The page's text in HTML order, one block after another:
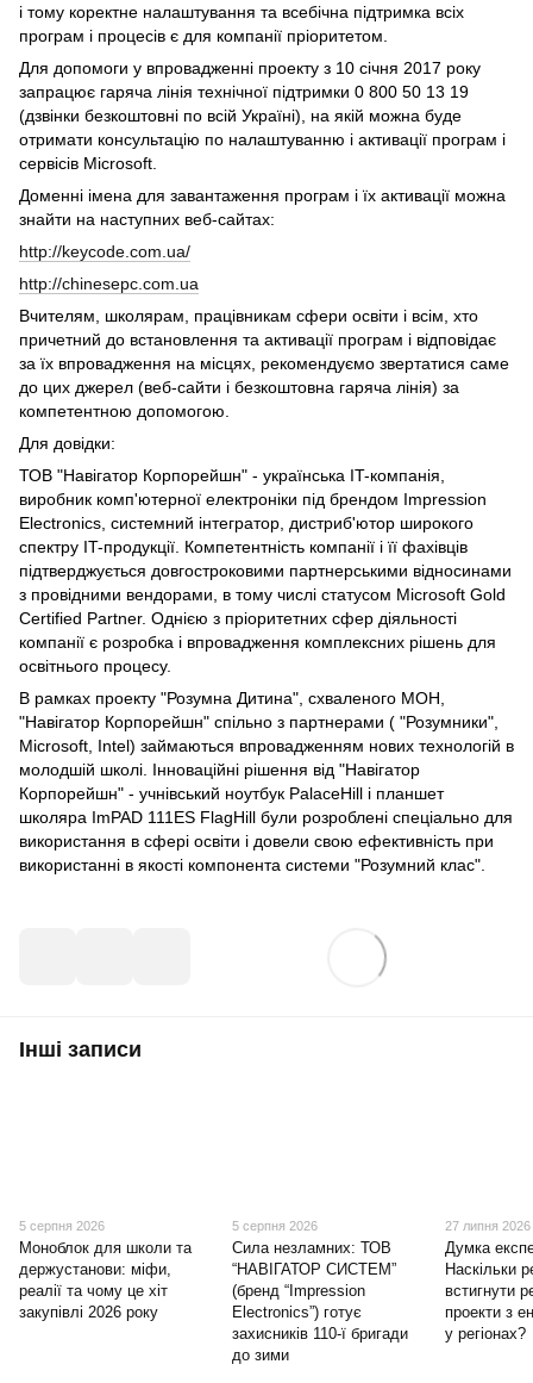
і тому коректне налаштування та всебічна підтримка всіх
програм і процесів є для компанії пріоритетом.
Для допомоги у впровадженні проекту з 10 січня 2017 року
запрацює гаряча лінія технічної підтримки 0 800 50 13 19
(дзвінки безкоштовні по всій Україні), на якій можна буде
отримати консультацію по налаштуванню і активації програм і
сервісів Microsoft.
Доменні імена для завантаження програм і їх активації можна
знайти на наступних веб-сайтах:
http://keycode.com.ua/
http://chinesepc.com.ua
Вчителям, школярам, працівникам сфери освіти і всім, хто
причетний до встановлення та активації програм і відповідає
за їх впровадження на місцях, рекомендуємо звертатися саме
до цих джерел (веб-сайти і безкоштовна гаряча лінія) за
компетентною допомогою.
Для довідки:
ТОВ "Навігатор Корпорейшн" - українська IT-компанія,
виробник комп'ютерної електроніки під брендом Impression
Electronics, системний інтегратор, дистриб'ютор широкого
спектру IT-продукції. Компетентність компанії і її фахівців
підтверджується довгостроковими партнерськими відносинами
з провідними вендорами, в тому числі статусом Microsoft Gold
Certified Partner. Однією з пріоритетних сфер діяльності
компанії є розробка і впровадження комплексних рішень для
освітнього процесу.
В рамках проекту "Розумна Дитина", схваленого МОН,
"Навігатор Корпорейшн" спільно з партнерами ( "Розумники",
Microsoft, Intel) займаються впровадженням нових технологій в
молодшій школі. Інноваційні рішення від "Навігатор
Корпорейшн" - учнівський ноутбук PalaceHill і планшет
школяра ImPAD 111ES FlagHill були розроблені спеціально для
використання в сфері освіти і довели свою ефективність при
використанні в якості компонента системи "Розумний клас".
Інші записи
5 серпня 2026
Моноблок для школи та
держустанови: міфи,
реалії та чому це хіт
закупівлі 2026 року
5 серпня 2026
Сила незламних: ТОВ
“НАВІГАТОР СИСТЕМ”
(бренд “Impression
Electronics”) готує
захисників 110-ї бригади
до зими
27 липня 2026
Думка
Наскільки
встигнути
проекти з
у регіонах?